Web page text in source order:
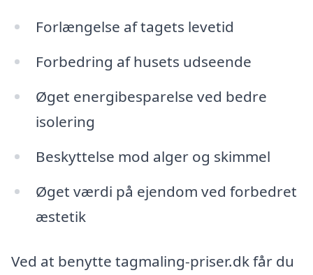
Forlængelse af tagets levetid
Forbedring af husets udseende
Øget energibesparelse ved bedre
isolering
Beskyttelse mod alger og skimmel
Øget værdi på ejendom ved forbedret
æstetik
Ved at benytte tagmaling-priser.dk får du